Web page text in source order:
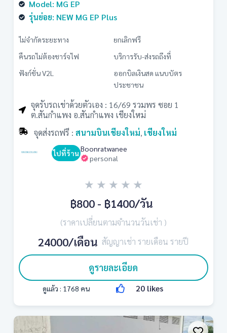
Model: MG EP
รุ่นย่อย: NEW MG EP Plus
ไม่จำกัดระยะทาง
ยกเลิกฟรี
คืนรถไม่ต้องชาร์จไฟ
บริการรับ-ส่งรถถึงที่
ฟังก์ชั่น V2L
ออกบิลเงินสด แนบบัตร
ประชาชน
จุดรับรถเช่าด้วยตัวเอง : 16/69 รวมพร ซอย 1
ต.สันกำแพง อ.สันกำแพง เชียงใหม่
จุดส่งรถฟรี : สนามบินเชียงใหม่ เชียงใหม่
ไปที่ร้าน
personal
Boonratwanee
฿800 - ฿1400/วัน
(ราคาเปลี่ยนตามจำนวนวันเช่า )
24000/เดือน สัญญาเช่า รายเดือน รายปี
★ ★ ★ ★ ★
ดูรายละเอียด
ดูแล้ว : 1768 คน 20 likes